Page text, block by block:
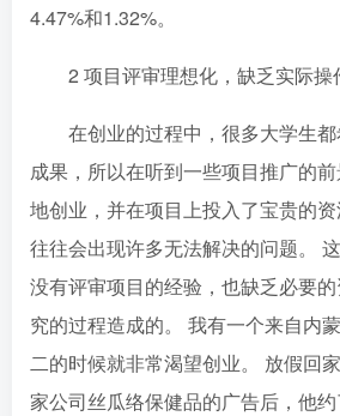
4.47%和1.32%。
2 项目评审理想化，缺乏实际操
在创业的过程中，很多大学生
成果，所以在听到一些项目推广的
地创业，并在项目上投入了宝贵的
往往会出现许多无法解决的问题。
没有评审项目的经验，也缺乏必要
究的过程造成的。 我有一个来自内
二的时候就非常渴望创业。 放假回
家公司丝瓜络保健品的广告后，他